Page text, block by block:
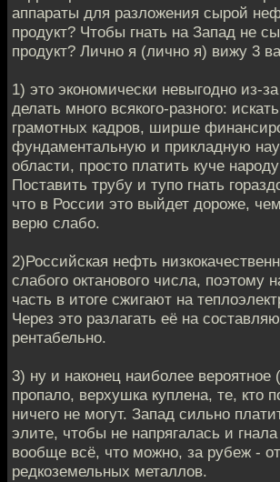
аппараты для разложения сырой
продукт? Чтобы гнать на Запад не
продукт? Лично я (лично я) вижу 3
1) это экономически невыгодно из-
делать много всякого-разного:
грамотных кадров, ширше
фундаментальную и прикладную
области, просто платить куче
Поставить трубу и тупо гнать
что в России это выйдет дороже,
верю слабо.
2)Российская нефть
слабого октанового числа, поэтому
часть в итоге сжигают на
Через это разлагать её на
рентабельно.
3) ну и наконец наиболее вероятное
пропало, верхушка куплена, те, кто
ничего не могут. Запад сильно
элите, чтобы не напрягалась и
вообще всё, что можно, за рубеж -
редкоземельных металлов.